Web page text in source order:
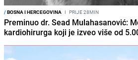
/BOSNA I HERCEGOVINA I PRIJE 28MIN
Preminuo dr. Sead Mulahasanović:
kardiohirurga koji je izveo više od